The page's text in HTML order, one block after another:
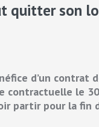
quitter son
d’un
contractuelle le
partir pour la fin